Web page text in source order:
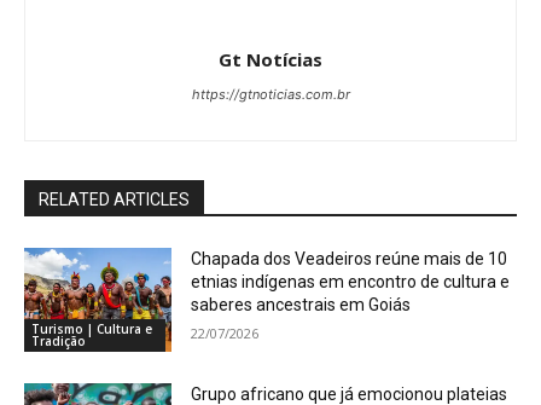
Gt Notícias
https://gtnoticias.com.br
RELATED ARTICLES
Turismo | Cultura e
Tradição
Chapada dos Veadeiros reúne mais de 10
etnias indígenas em encontro de cultura e
saberes ancestrais em Goiás
22/07/2026
Grupo africano que já emocionou plateias